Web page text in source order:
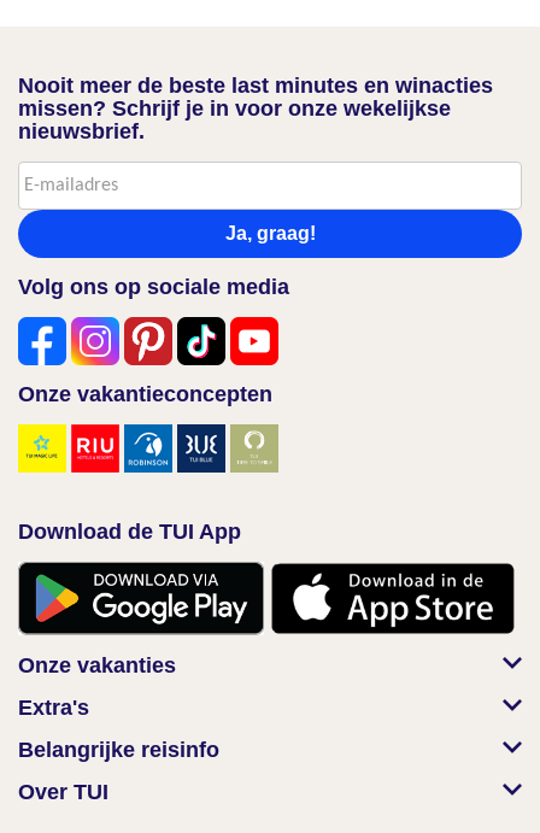
Nooit meer de beste last minutes en winacties
missen? Schrijf je in voor onze wekelijkse
nieuwsbrief.
Ja, graag!
Volg ons op sociale media
Onze vakantieconcepten
Download de TUI App
Onze vakanties
Extra's
Belangrijke reisinfo
Over TUI